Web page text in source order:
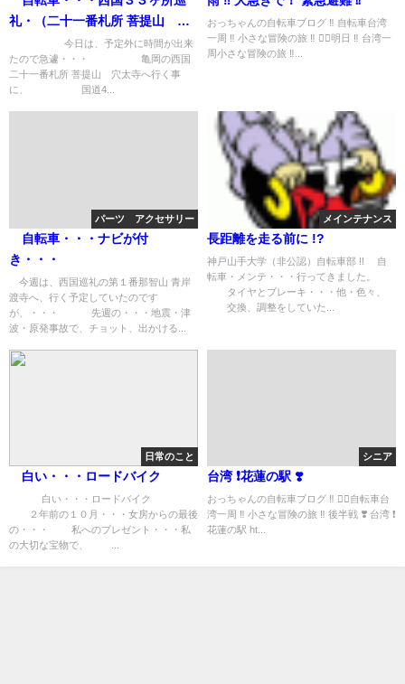
礼・（二十一番札所 菩提山 穴
今日は、予定外に時間が出来
たので急遽・・・ 亀岡の西国
二十一番札所 菩提山 穴太寺へ行く事
に、 国道4...
おっちゃんの自転車ブログ ‼︎ 自転車台湾
一周 ‼︎ 小さな冒険の旅 ‼︎ 🚴‍♀️明日 ‼︎ 台湾一
周小さな冒険の旅 ‼︎...
パーツ アクセサリー
自転車・・・ナビが付
き・・・
今週は、西国巡礼の第１番那智山 青岸
渡寺へ、行く予定していたのです
が、・・・ 先週の・・・地震・津
波・原発事故で、チョット、出かける...
メインテナンス
長距離を走る前に !?
神戸山手大学（非公認）自転車部 !! 自
転車・メンテ・・・行ってきました。
タイヤとブレーキ・・・他・色々、
交換、調整をしていた...
日常のこと
白い・・・ロードバイク
白い・・・ロードバイク
２年前の１０月・・・女房からの最後
の・・・ 私へのプレゼント・・・私
の大切な宝物で、 ...
シニア
台湾 ❗️花蓮の駅 ❣️
おっちゃんの自転車ブログ ‼︎ 🚴‍♀️自転車台
湾一周 ‼︎ 小さな冒険の旅 ‼︎ 後半戦 ❣️ 台湾 ❗️
花蓮の駅 ht...